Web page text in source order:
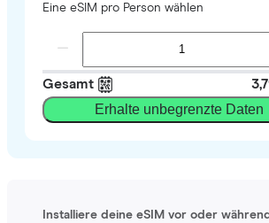
Eine eSIM pro Person wählen
Gesamt
Erhalte unbegrenzte Daten
Installiere deine eSIM vor oder